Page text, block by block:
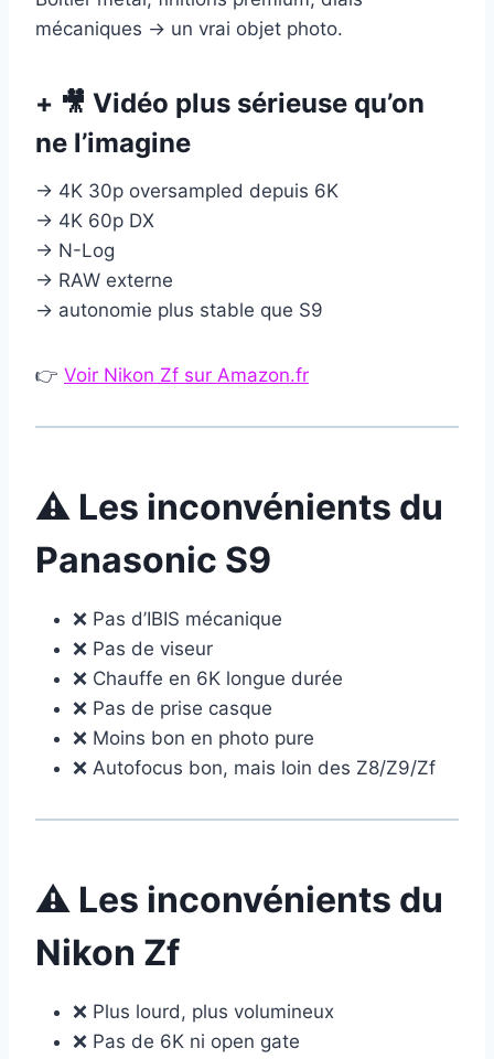
mécaniques → un vrai objet photo.
+ 🎥 Vidéo plus sérieuse qu’on
ne l’imagine
→ 4K 30p oversampled depuis 6K
→ 4K 60p DX
→ N-Log
→ RAW externe
→ autonomie plus stable que S9
👉 Voir Nikon Zf sur Amazon.fr
⚠️ Les inconvénients du
Panasonic S9
❌ Pas d’IBIS mécanique
❌ Pas de viseur
❌ Chauffe en 6K longue durée
❌ Pas de prise casque
❌ Moins bon en photo pure
❌ Autofocus bon, mais loin des Z8/Z9/Zf
⚠️ Les inconvénients du
Nikon Zf
❌ Plus lourd, plus volumineux
❌ Pas de 6K ni open gate